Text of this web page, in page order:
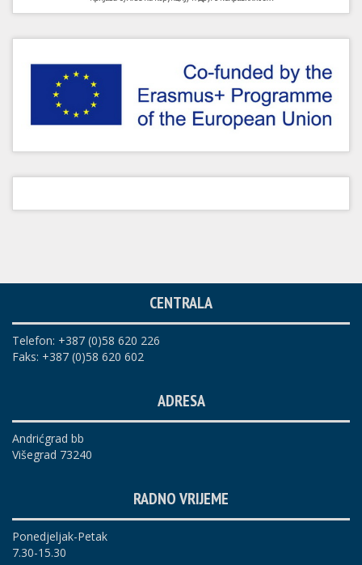
CENTRALA
Telefon: +387 (0)58 620 226
Faks: +387 (0)58 620 602
ADRESA
Andrićgrad bb
Višegrad 73240
RADNO VRIJEME
Ponedjeljak-Petak
7.30-15.30